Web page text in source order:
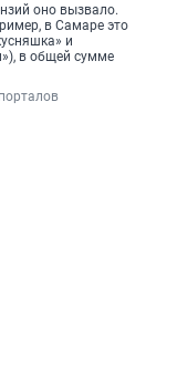
оно вызвало.
в Самаре это
и
в общей сумме